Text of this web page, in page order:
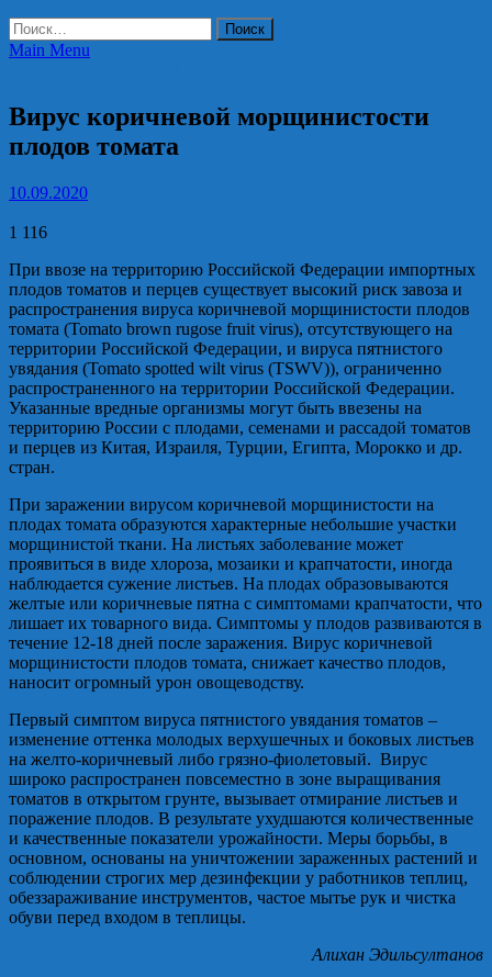
Найти:
Main Menu
Вирус коричневой морщинистости
плодов томата
10.09.2020
1 116
При ввозе на территорию Российской Федерации импортных
плодов томатов и перцев существует высокий риск завоза и
распространения вируса коричневой морщинистости плодов
томата (Tomato brown rugose fruit virus), отсутствующего на
территории Российской Федерации, и вируса пятнистого
увядания (Tomato spotted wilt virus (TSWV)), ограниченно
распространенного на территории Российской Федерации.
Указанные вредные организмы могут быть ввезены на
территорию России с плодами, семенами и рассадой томатов
и перцев из Китая, Израиля, Турции, Египта, Морокко и др.
стран.
При заражении вирусом коричневой морщинистости на
плодах томата образуются характерные небольшие участки
морщинистой ткани. На листьях заболевание может
проявиться в виде хлороза, мозаики и крапчатости, иногда
наблюдается сужение листьев. На плодах образовываются
желтые или коричневые пятна с симптомами крапчатости, что
лишает их товарного вида. Симптомы у плодов развиваются в
течение 12-18 дней после заражения. Вирус коричневой
морщинистости плодов томата, снижает качество плодов,
наносит огромный урон овощеводству.
Первый симптом вируса пятнистого увядания томатов –
изменение оттенка молодых верхушечных и боковых листьев
на желто-коричневый либо грязно-фиолетовый. Вирус
широко распространен повсеместно в зоне выращивания
томатов в открытом грунте, вызывает отмирание листьев и
поражение плодов. В результате ухудшаются количественные
и качественные показатели урожайности. Меры борьбы, в
основном, основаны на уничтожении зараженных растений и
соблюдении строгих мер дезинфекции у работников теплиц,
обеззараживание инструментов, частое мытье рук и чистка
обуви перед входом в теплицы.
Алихан Эдильсултанов